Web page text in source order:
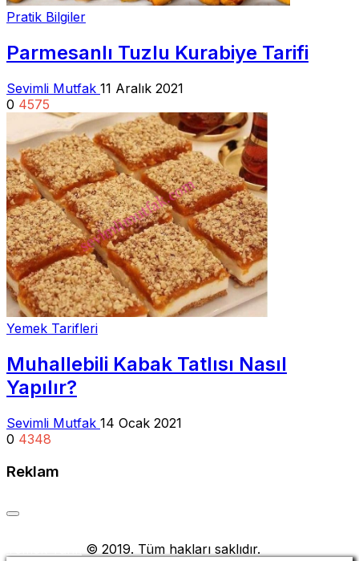
Pratik Bilgiler
Parmesanlı Tuzlu Kurabiye Tarifi
Sevimli Mutfak 11 Aralık 2021
0 4575
Yemek Tarifleri
Muhallebili Kabak Tatlısı Nasıl
Yapılır?
Sevimli Mutfak 14 Ocak 2021
0 4348
Reklam
© 2019. Tüm hakları saklıdır.